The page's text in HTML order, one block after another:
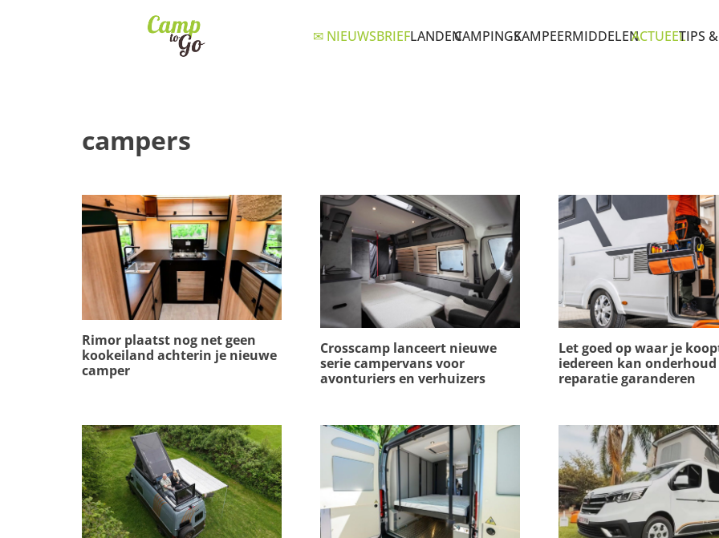
✉ NIEUWSBRIEFLANDENCAMPINGSKAMPEERMIDDELENACTUEELTIPS
campers
Rimor plaatst nog net geen
kookeiland achterin je nieuwe
camper
Crosscamp lanceert nieuwe
serie campervans voor
avonturiers en verhuizers
Let goed op waar je
iedereen kan
reparatie garanderen